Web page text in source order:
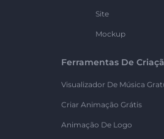
Site
Mockup
Ferramentas De
Visualizador De Música
Criar Animação Grátis
Animação De Logo